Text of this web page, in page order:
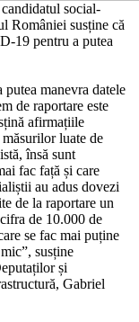
social-
României susține că
19 pentru a putea
manevra datele
de raportare este
afirmațiile
luate de
însă sunt
fac față și care
au adus dovezi
de la raportare un
de 10.000 de
se fac mai puține
susține
și
Gabriel